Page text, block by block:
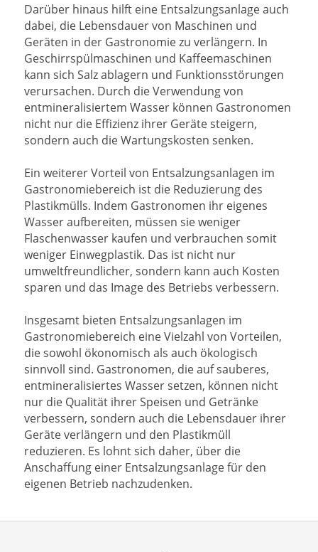
Darüber hinaus hilft eine Entsalzungsanlage auch
dabei, die Lebensdauer von Maschinen und
Geräten in der Gastronomie zu verlängern. In
Geschirrspülmaschinen und Kaffeemaschinen
kann sich Salz ablagern und Funktionsstörungen
verursachen. Durch die Verwendung von
entmineralisiertem Wasser können Gastronomen
nicht nur die Effizienz ihrer Geräte steigern,
sondern auch die Wartungskosten senken.
Ein weiterer Vorteil von Entsalzungsanlagen im
Gastronomiebereich ist die Reduzierung des
Plastikmülls. Indem Gastronomen ihr eigenes
Wasser aufbereiten, müssen sie weniger
Flaschenwasser kaufen und verbrauchen somit
weniger Einwegplastik. Das ist nicht nur
umweltfreundlicher, sondern kann auch Kosten
sparen und das Image des Betriebs verbessern.
Insgesamt bieten Entsalzungsanlagen im
Gastronomiebereich eine Vielzahl von Vorteilen,
die sowohl ökonomisch als auch ökologisch
sinnvoll sind. Gastronomen, die auf sauberes,
entmineralisiertes Wasser setzen, können nicht
nur die Qualität ihrer Speisen und Getränke
verbessern, sondern auch die Lebensdauer ihrer
Geräte verlängern und den Plastikmüll
reduzieren. Es lohnt sich daher, über die
Anschaffung einer Entsalzungsanlage für den
eigenen Betrieb nachzudenken.